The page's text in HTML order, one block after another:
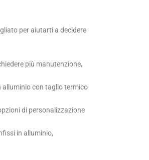
per aiutarti a decidere
più manutenzione,
alluminio con taglio termico
di personalizzazione
in alluminio,